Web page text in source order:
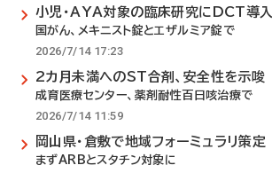
小児・AYA対象の臨床研究にDCT導入
国がん、メキニスト錠とエザルミア錠で
2026/7/14 17:23
2カ月未満へのST合剤、安全性を示唆
成育医療センター、薬剤耐性百日咳治療で
2026/7/14 11:59
岡山県・倉敷で地域フォーミュラリ策定
まずARBとスタチン対象に